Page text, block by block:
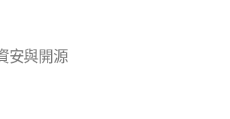
安與開源